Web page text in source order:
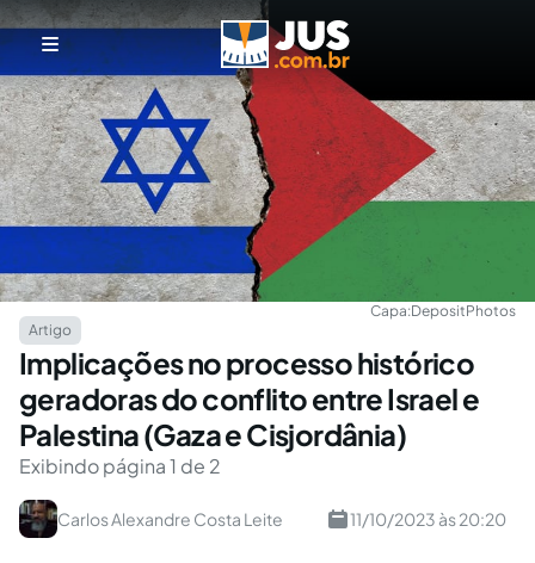
Capa:DepositPhotos
Artigo
Implicações no processo histórico
geradoras do conflito entre Israel e
Palestina (Gaza e Cisjordânia)
Exibindo página 1 de 2
Carlos Alexandre Costa Leite 11/10/2023 às 20:20